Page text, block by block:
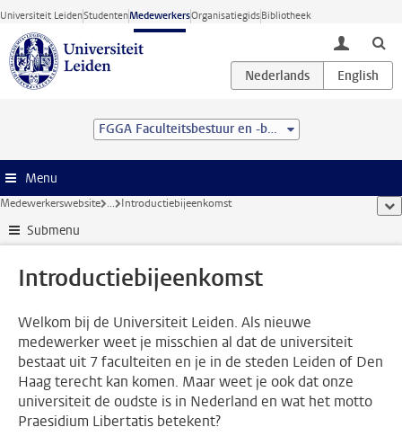
Ga direct naar de inhoud
Universiteit LeidenStudentenMedewerkersOrganisatiegidsBibliotheek
toggle
FGGA Faculteitsbestuur en -bureau
Menu
Medewerkerswebsite ... Introductiebijeenkomst
Submenu
Introductiebijeenkomst
Welkom bij de Universiteit Leiden. Als nieuwe
medewerker weet je misschien al dat de universiteit
bestaat uit 7 faculteiten en je in de steden Leiden of Den
Haag terecht kan komen. Maar weet je ook dat onze
universiteit de oudste is in Nederland en wat het motto
Praesidium Libertatis betekent?